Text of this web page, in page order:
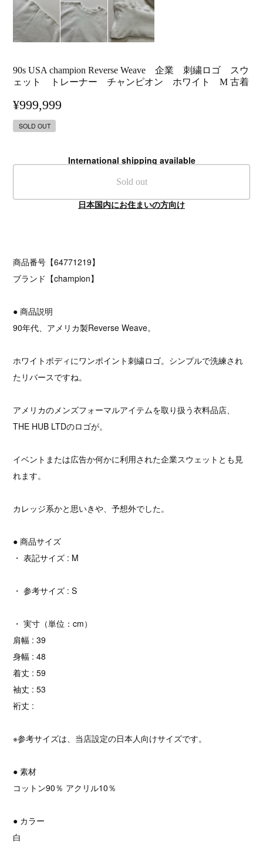
90s USA champion Reverse Weave 企業 刺繍ロゴ スウ
ェット トレーナー チャンピオン ホワイト M 古着
¥999,999
SOLD OUT
International shipping available
Sold out
日本国内にお住まいの方向け
商品番号【64771219】
ブランド【champion】
● 商品説明
90年代、アメリカ製Reverse Weave。
ホワイトボディにワンポイント刺繍ロゴ。シンプルで洗練され
たリバースですね。
アメリカのメンズフォーマルアイテムを取り扱う衣料品店、
THE HUB LTDのロゴが。
イベントまたは広告か何かに利用された企業スウェットとも見
れます。
カレッジ系かと思いきや、予想外でした。
● 商品サイズ
・ 表記サイズ : M
・ 参考サイズ : S
・ 実寸（単位：cm）
肩幅 : 39
身幅 : 48
着丈 : 59
袖丈 : 53
裄丈 :
※参考サイズは、当店設定の日本人向けサイズです。
● 素材
コットン90％ アクリル10％
● カラー
白